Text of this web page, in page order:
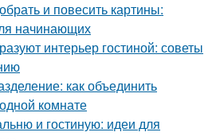
и повесить картины:
начинающих
интерьер гостиной: советы
как объединить
комнате
и гостиную: идеи для